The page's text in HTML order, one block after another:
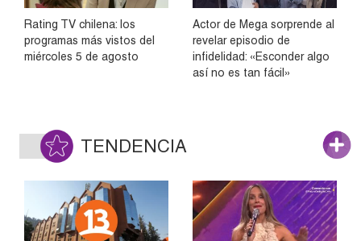
Rating TV chilena: los
programas más vistos del
miércoles 5 de agosto
Actor de Mega sorprende al
revelar episodio de
infidelidad: «Esconder algo
así no es tan fácil»
TENDENCIA